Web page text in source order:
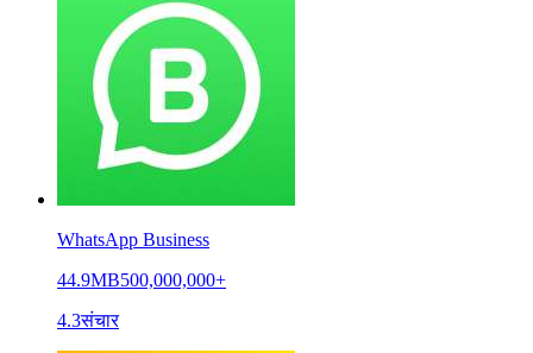
WhatsApp Business
44.9MB500,000,000+
4.3संचार